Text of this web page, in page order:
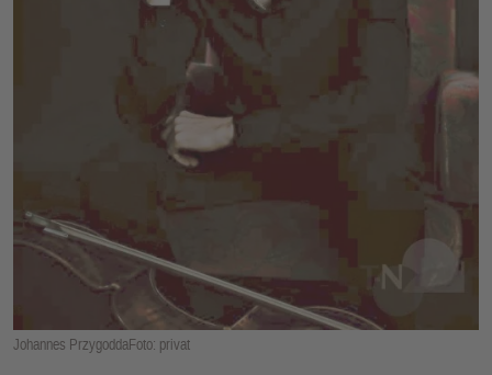
Johannes PrzygoddaFoto: privat